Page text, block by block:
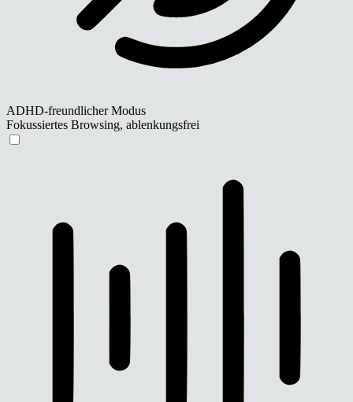
ADHD-freundlicher Modus
Fokussiertes Browsing, ablenkungsfrei